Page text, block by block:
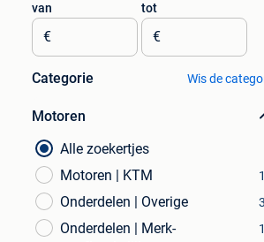
van
€
tot
€
Categorie Wis de
Motoren
Alle zoekertjes
Motoren | KTM
Onderdelen | Overige
Onderdelen | Merk-